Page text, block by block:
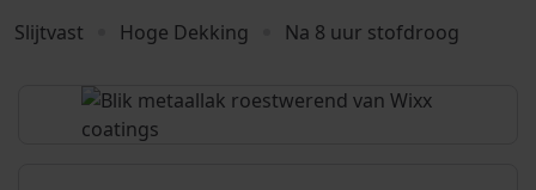
Slijtvast Hoge Dekking Na 8 uur stofdroog